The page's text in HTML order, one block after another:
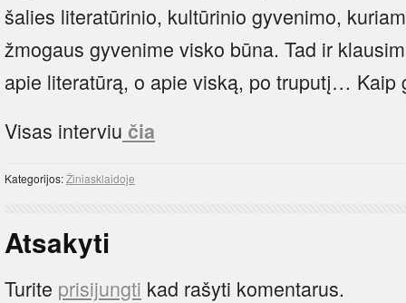
šalies literatūrinio, kultūrinio gyvenimo,
žmogaus gyvenime visko būna. Tad ir
apie literatūrą, o apie viską, po truputį…
Visas interviu čia
Kategorijos:Žiniasklaidoje
Atsakyti
Turite prisijungti kad rašyti komentarus.